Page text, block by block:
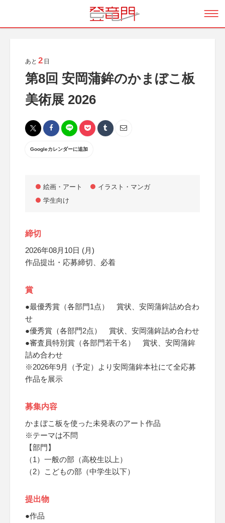
あと 2 日
第8回 安岡蒲鉾のかまぼこ板
美術展 2026
Googleカレンダーに追加
絵画・アート
イラスト・マンガ
学生向け
締切
2026年08月10日 (月)
作品提出・応募締切、必着
賞
●最優秀賞（各部門1点） 賞状、安岡蒲鉾詰め合わ
せ
●優秀賞（各部門2点） 賞状、安岡蒲鉾詰め合わせ
●審査員特別賞（各部門若干名） 賞状、安岡蒲鉾
詰め合わせ
※2026年9月（予定）より安岡蒲鉾本社にて全応募
作品を展示
募集内容
かまぼこ板を使った未発表のアート作品
※テーマは不問
【部門】
（1）一般の部（高校生以上）
（2）こどもの部（中学生以下）
提出物
●作品